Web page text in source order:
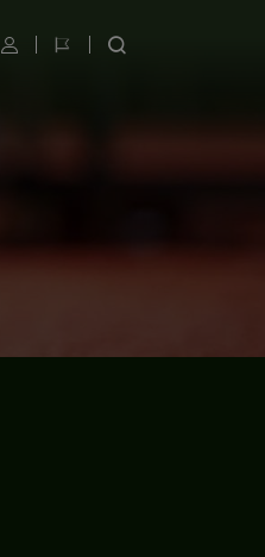
UtilisateurChangerRECHERCHER